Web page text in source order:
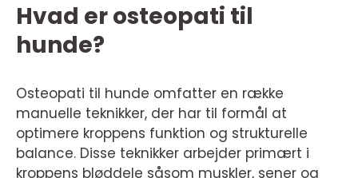
Hvad er osteopati til
hunde?
Osteopati til hunde omfatter en række
manuelle teknikker, der har til formål at
optimere kroppens funktion og strukturelle
balance. Disse teknikker arbejder primært i
kroppens bløddele såsom muskler, sener og